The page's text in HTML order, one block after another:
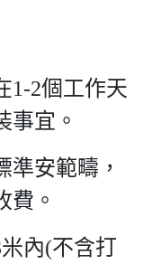
1-2個工作天
事宜。
準安範疇，
費。
內(不含打